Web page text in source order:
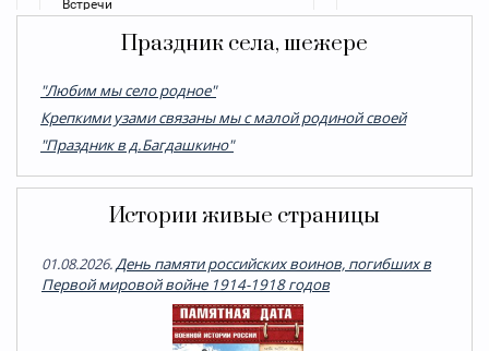
Праздник села, шежере
"Любим мы село родное"
Крепкими узами связаны мы с малой родиной своей
"Праздник в д.Багдашкино"
Истории живые страницы
01.08.2026.День памяти российских воинов, погибших в
Первой мировой войне 1914-1918 годов